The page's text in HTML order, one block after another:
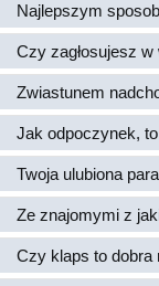
Najlepszym
Czy zagłosujesz
Zwiastunem
Jak odpoczynek,
Twoja ulubiona
Ze znajomymi z
Czy klaps to dobra